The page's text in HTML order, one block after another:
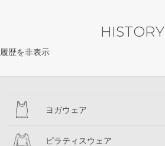
HISTORY
履歴を非表示
ヨガウェア
ピラティスウェア